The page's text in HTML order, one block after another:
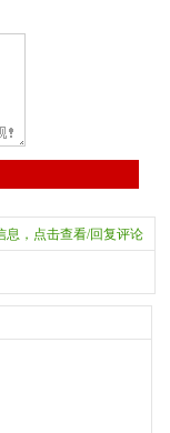
息，点击查看/回复评论